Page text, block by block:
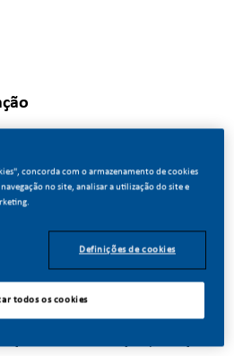
concorda com o armazenamento de cookies
no site, analisar a utilização do site e
Definições de cookies
todos os cookies